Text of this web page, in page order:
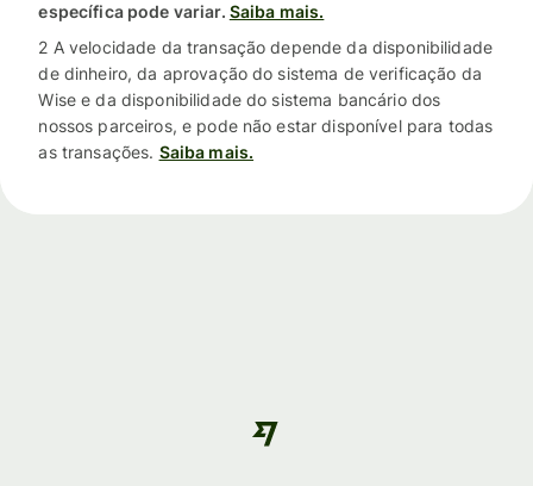
específica pode variar. Saiba mais.
2 A velocidade da transação depende da disponibilidade
de dinheiro, da aprovação do sistema de verificação da
Wise e da disponibilidade do sistema bancário dos
nossos parceiros, e pode não estar disponível para todas
as transações. Saiba mais.